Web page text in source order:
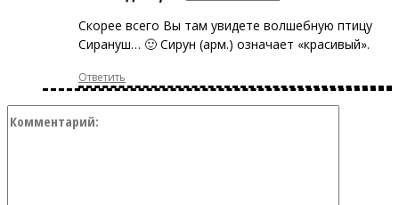
Скорее всего Вы там увидете волшебную птицу
Сирануш… 🙂 Сирун (арм.) означает «красивый».
Ответить